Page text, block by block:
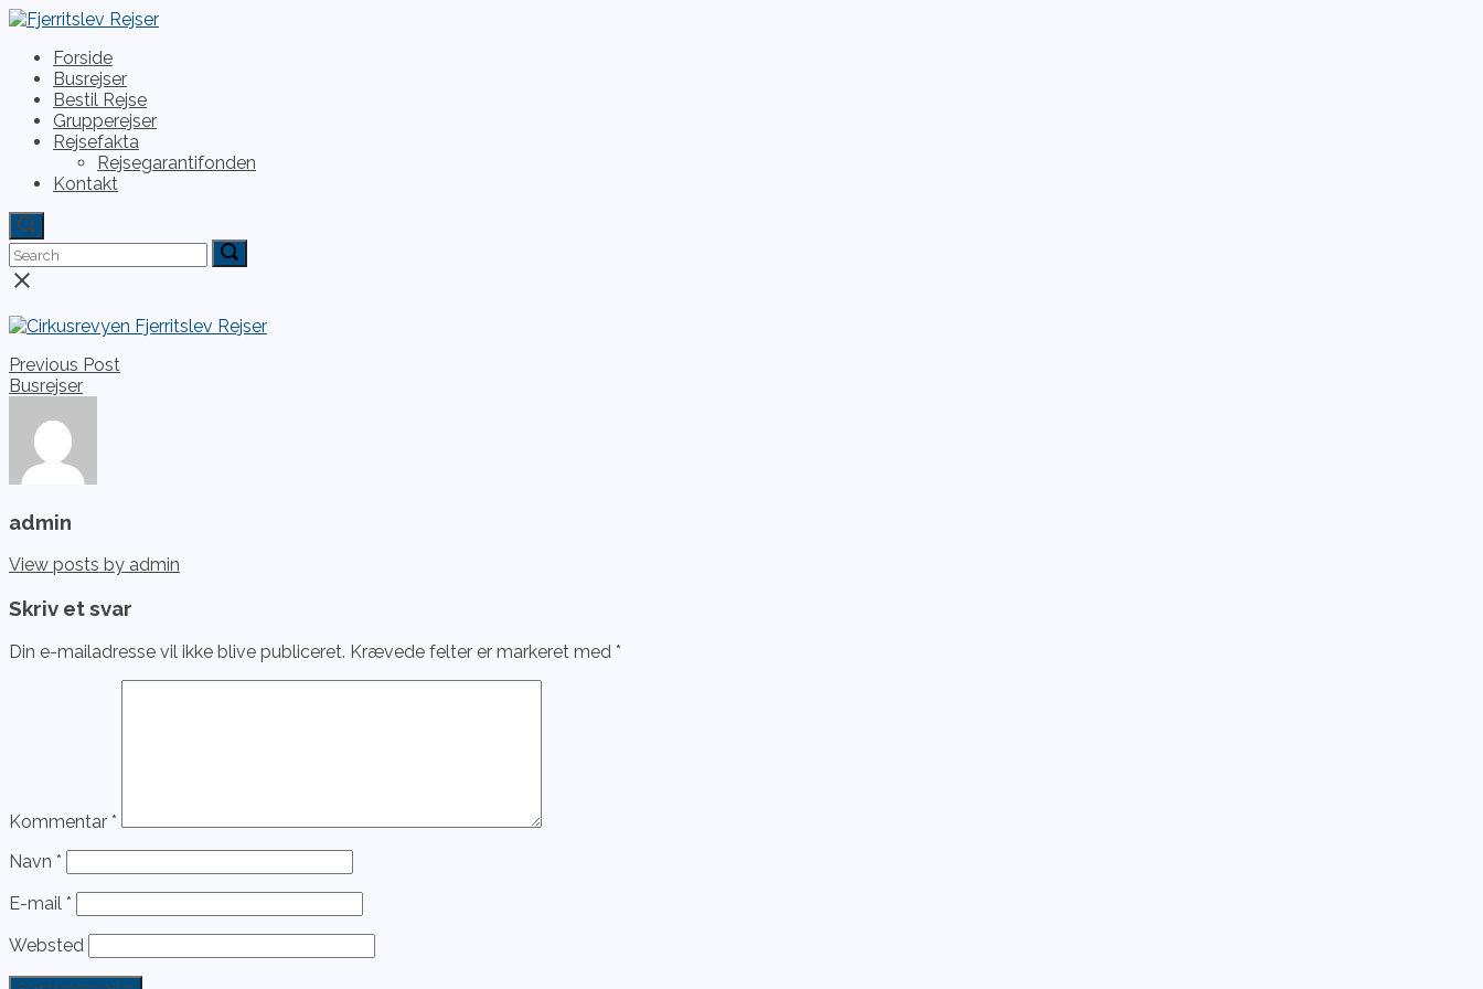
Skip
content
Menu Forside
Busrejser
Bestil Rejse
Grupperejser
Rejsefakta
Rejsegarantifonden
Kontakt
Open
search
bar
Search
for:
Search
for:
Search
Close
bar
Indlægsnavigation
Previous Post
Busrejser
admin
View posts by admin
Skriv et svar
Din e-mailadresse vil ikke blive publiceret. Krævede felter er markeret med *
Kommentar *
Navn *
E-mail *
Websted